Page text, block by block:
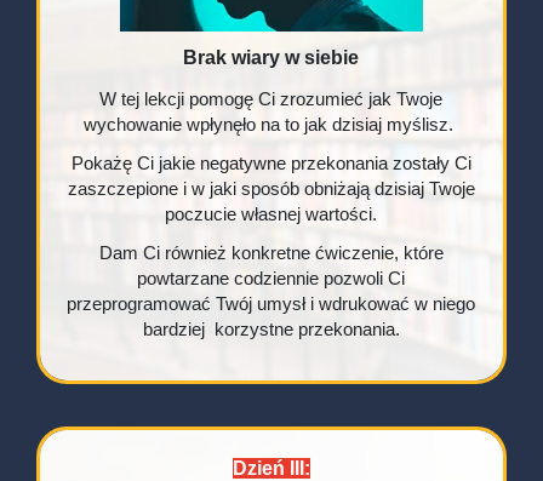
Brak wiary w siebie
W tej lekcji pomogę Ci zrozumieć jak Twoje
wychowanie wpłynęło na to jak dzisiaj myślisz.
Pokażę Ci jakie negatywne przekonania zostały Ci
zaszczepione i w jaki sposób obniżają dzisiaj Twoje
poczucie własnej wartości.
Dam Ci również konkretne ćwiczenie, które
powtarzane codziennie pozwoli Ci
przeprogramować Twój umysł i wdrukować w niego
bardziej korzystne przekonania.
Dzień III: